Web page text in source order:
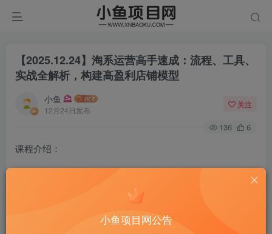
【2025.12.24】淘系运营高手速成：流程、工具、
实战全解析，构建高盈利店铺模型
小鱼
12月24日发布
关注
136 6
课程介绍：
本课程专为电商运营人员设计，系统讲解淘宝/天猫店铺运营
全流程。课程涵盖店铺诊断、数据选款、市场竞争分析、运
营流程规范、推广技巧及主流推广工具深度教学，帮助学员
小鱼项目网公告